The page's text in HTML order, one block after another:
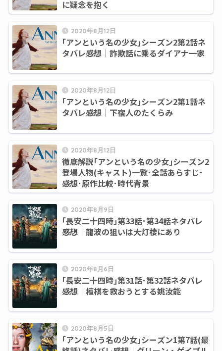
に疑念を抱く
2020年8月12日
｢アンという名の少女｣シーズン2第2話ネ
タバレ感想｜詐欺話に乗るダイアナ一家
2020年8月12日
｢アンという名の少女｣シーズン2第1話ネ
タバレ感想｜下宿人のたくらみ
2020年8月12日
徹底解説｢アンという名の少女｣シーズン2
登場人物(キャスト)一覧･全話あらすじ･
感想･原作比較･時代背景
2020年8月9日
｢長安二十四時｣第33話･第34話ネタバレ
感想｜龍波の狙いは大灯楼にあり
2020年8月6日
｢長安二十四時｣第31話･第32話ネタバレ
感想｜檀棋を救おうとする姚汝能
2020年8月5日
｢アンという名の少女｣シーズン1第7話(最